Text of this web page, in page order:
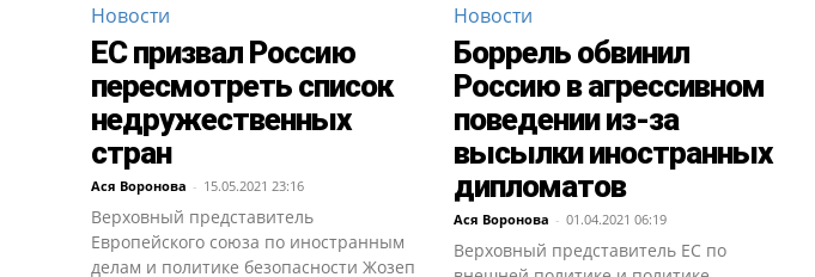
Новости
ЕС призвал Россию
пересмотреть список
недружественных
стран
Ася Воронова - 15.05.2021 23:16
Верховный представитель
Европейского союза по иностранным
делам и политике безопасности Жозеп
Новости
Боррель обвинил
Россию в агрессивном
поведении из-за
высылки иностранных
дипломатов
Ася Воронова - 01.04.2021 06:19
Верховный представитель ЕС по